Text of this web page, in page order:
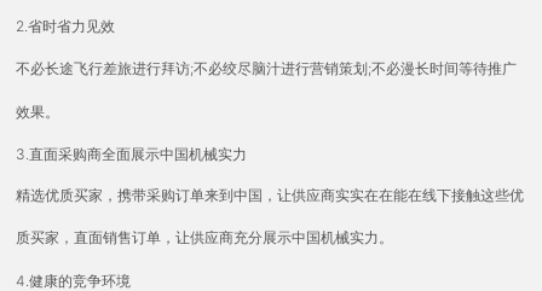
2.省时省力见效
不必长途飞行差旅进行拜访;不必绞尽脑汁进行营销策划;不必漫长时间等待推广
效果。
3.直面采购商全面展示中国机械实力
精选优质买家，携带采购订单来到中国，让供应商实实在在能在线下接触这些优
质买家，直面销售订单，让供应商充分展示中国机械实力。
4.健康的竞争环境